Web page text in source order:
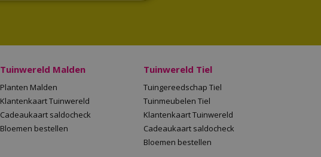
Tuinwereld Malden
Planten Malden
Klantenkaart Tuinwereld
Cadeaukaart saldocheck
Bloemen bestellen
Tuinwereld Tiel
Tuingereedschap Tiel
Tuinmeubelen Tiel
Klantenkaart Tuinwereld
Cadeaukaart saldocheck
Bloemen bestellen